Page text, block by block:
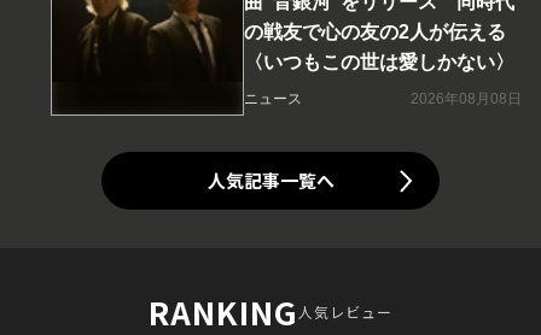
の戦友で心の友の2人が伝える
〈いつもこの世は愛しかない〉
ニュース 2026年08月08日
人気記事一覧へ
RANKING人気レビュー